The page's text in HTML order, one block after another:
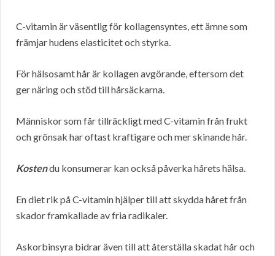
C-vitamin är väsentlig för kollagensyntes, ett ämne som
främjar hudens elasticitet och styrka.
För hälsosamt hår är kollagen avgörande, eftersom det
ger näring och stöd till hårsäckarna.
Människor som får tillräckligt med C-vitamin från frukt
och grönsak har oftast kraftigare och mer skinande hår.
Kostendu konsumerar kan också påverka hårets hälsa.
En diet rik på C-vitamin hjälper till att skydda håret från
skador framkallade av fria radikaler.
Askorbinsyra bidrar även till att återställa skadat hår och